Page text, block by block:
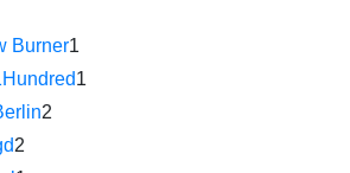
Burner1
1
2
2